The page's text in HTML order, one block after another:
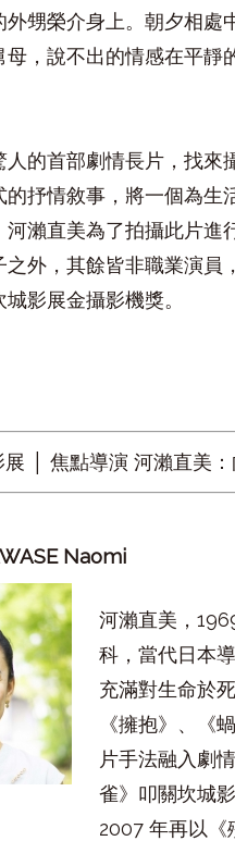
甥榮介身上。朝夕相處
母，說不出的情感在平靜
的首部劇情長片，找來
的抒情敘事，將一個為
河瀨直美為了拍攝此片
之外，其餘皆非職業演員
影展金攝影機獎。
展 │ 焦點導演 河瀨直美
Naomi
河瀨直美，
科，當代日本
充滿對生命於
《擁抱》、《
片手法融入劇
雀》叩關坎城
2007 年再以《